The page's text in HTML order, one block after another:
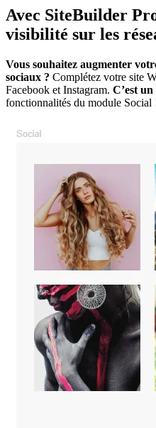
Avec SiteBuilder
visibilité sur les
Vous souhaitez augmenter
sociaux ? Complétez votre site
Facebook et Instagram. C’est
fonctionnalités du module Social